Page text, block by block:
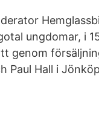
ungdomar, i
genom
Paul Hall i